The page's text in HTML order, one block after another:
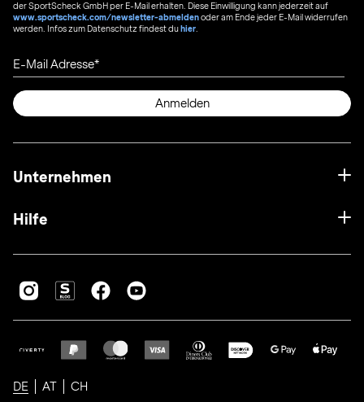
der SportScheck GmbH per E-Mail erhalten. Diese Einwilligung kann jederzeit auf
www.sportscheck.com/newsletter-abmeldenoder am Ende jeder E-Mail widerrufen
werden. Infos zum Datenschutz findest duhier
E-Mail Adresse
Anmelden
Unternehmen
Hilfe
DE AT CH